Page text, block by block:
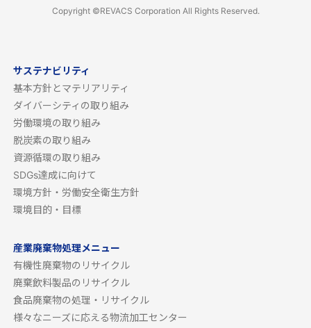
Copyright ©REVACS Corporation All Rights Reserved.
サステナビリティ
基本方針とマテリアリティ
ダイバーシティの取り組み
労働環境の取り組み
脱炭素の取り組み
資源循環の取り組み
SDGs達成に向けて
環境方針・労働安全衛生方針
環境目的・目標
産業廃棄物処理メニュー
有機性廃棄物のリサイクル
廃棄飲料製品のリサイクル
食品廃棄物の処理・リサイクル
様々なニーズに応える物流加工センター